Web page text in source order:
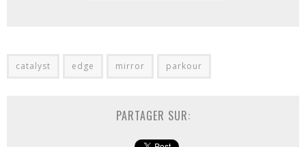
catalyst edge mirror parkour
PARTAGER SUR: